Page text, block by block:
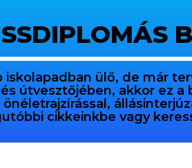
ülő, de már
útvesztőjében, akkor ez a
cikkeinkbe vagy